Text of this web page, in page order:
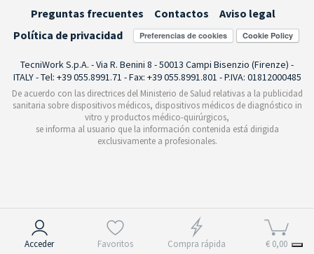
Acceder Favoritos Compra rápida € 0,00
Preguntas frecuentes
Contactos
Aviso legal
Política de privacidad
Preferencias de cookies
TecniWork S.p.A. - Via R. Benini 8 - 50013 Campi Bisenzio (Firenze) -
ITALY - Tel: +39 055.8991.71 - Fax: +39 055.8991.801 - P.IVA: 01812000485
De acuerdo con las directrices del Ministerio de Salud relativas a la publicidad
sanitaria sobre dispositivos médicos, dispositivos médicos de diagnóstico in
vitro y productos médico-quirúrgicos,
se informa al usuario que la información contenida está dirigida
exclusivamente a profesionales.
Aviso en el momento de la recogida